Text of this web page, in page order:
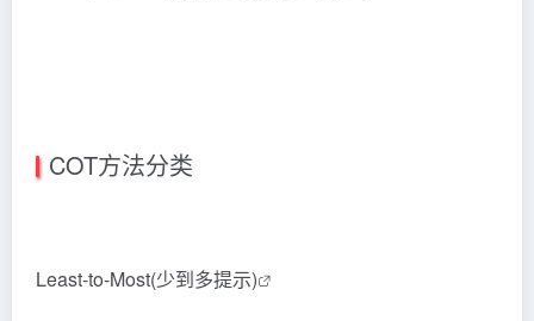
COT方法分类
Least-to-Most(少到多提示)